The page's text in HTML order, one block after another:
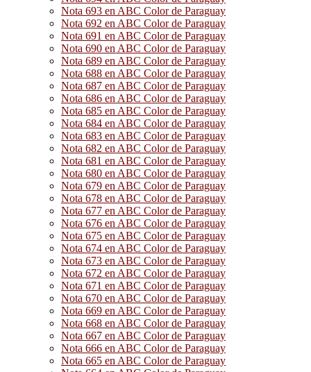
Nota 693 en ABC Color de Paraguay
Nota 692 en ABC Color de Paraguay
Nota 691 en ABC Color de Paraguay
Nota 690 en ABC Color de Paraguay
Nota 689 en ABC Color de Paraguay
Nota 688 en ABC Color de Paraguay
Nota 687 en ABC Color de Paraguay
Nota 686 en ABC Color de Paraguay
Nota 685 en ABC Color de Paraguay
Nota 684 en ABC Color de Paraguay
Nota 683 en ABC Color de Paraguay
Nota 682 en ABC Color de Paraguay
Nota 681 en ABC Color de Paraguay
Nota 680 en ABC Color de Paraguay
Nota 679 en ABC Color de Paraguay
Nota 678 en ABC Color de Paraguay
Nota 677 en ABC Color de Paraguay
Nota 676 en ABC Color de Paraguay
Nota 675 en ABC Color de Paraguay
Nota 674 en ABC Color de Paraguay
Nota 673 en ABC Color de Paraguay
Nota 672 en ABC Color de Paraguay
Nota 671 en ABC Color de Paraguay
Nota 670 en ABC Color de Paraguay
Nota 669 en ABC Color de Paraguay
Nota 668 en ABC Color de Paraguay
Nota 667 en ABC Color de Paraguay
Nota 666 en ABC Color de Paraguay
Nota 665 en ABC Color de Paraguay